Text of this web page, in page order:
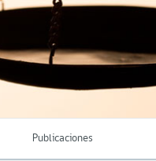
Publicaciones